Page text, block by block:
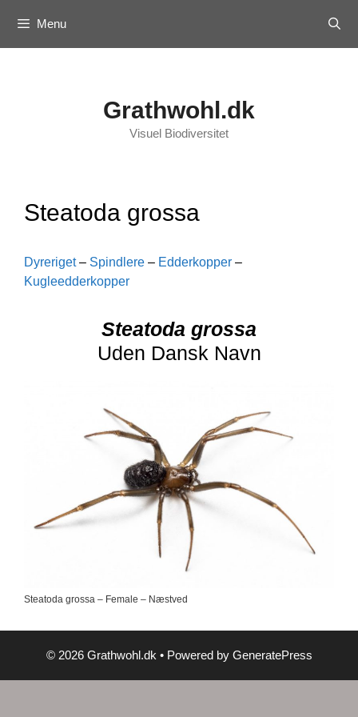
content
Menu
Grathwohl.dk
Visuel Biodiversitet
Steatoda grossa
Dyreriget– Spindlere – Edderkopper –
Kugleedderkopper
Steatoda grossa
Uden Dansk Navn
Steatoda grossa – Female – Næstved
© 2026 Grathwohl.dk • Powered by GeneratePress